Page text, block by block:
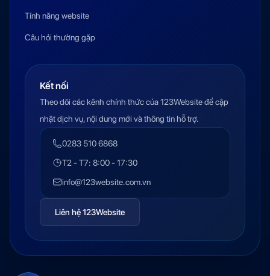
Tính năng website
Câu hỏi thường gặp
Kết nối
Theo dõi các kênh chính thức của 123Website để cập
nhật dịch vụ, nội dung mới và thông tin hỗ trợ.
0283 510 6868
T2 - T7: 8:00 - 17:30
info@123website.com.vn
Liên hệ 123Website